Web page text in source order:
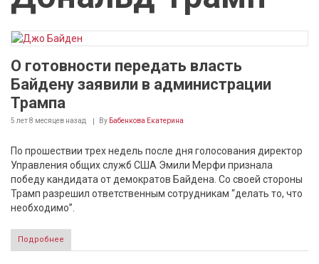
О готовности передать власть
Байдену заявили в администрации
Трампа
5 лет 8 месяцев назад By Бабенкова Екатерина
По прошествии трех недель после дня голосования директор
Управления общих служб США Эмили Мерфи признала
победу кандидата от демократов Байдена. Со своей стороны
Трамп разрешил ответственным сотрудникам “делать то, что
необходимо”.
Подробнее